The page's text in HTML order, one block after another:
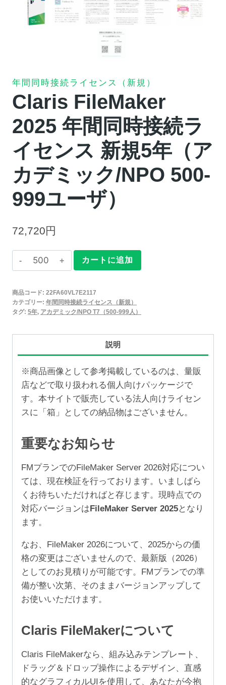
年間同時接続ライセンス（新規）
Claris FileMaker
2025 年間同時接続ラ
イセンス 新規5年（ア
カデミック/NPO 500-
999ユーザ）
72,720円
Claris
FileMaker
年
間
接
続
ラ
イ
セ
ス
新
規
5
年
（ア
カ
ミ
ッ
ク/NPO
500-
999
ー
個
カートに追加
商品コード: 22FA60VL7E2117
カテゴリー: 年間同時接続ライセンス（新規）
タグ: 5年, アカデミック/NPO T7（500-999人）
説明
※商品画像として参考掲載しているのは、量販
店などで取り扱われる個人向けパッケージで
す。本サイトで販売している法人向けライセン
スに「箱」としての納品物はございません。
重要なお知らせ
FMプランでのFileMaker Server 2026対応につい
ては、現在検証を行っております。いましばら
くお待ちいただければと存じます。現時点での
対応バージョンは FileMaker Server 2025となり
ます。
なお、FileMaker 2026について、2025からの価
格の変更はございませんので、最新版（2026）
としてのお見積りが可能です。FMプランでの準
備が整い次第、そのままバージョンアップして
お使いいただけます。
Claris FileMakerについて
Claris FileMakerなら、組み込みテンプレート、
ドラッグ＆ドロップ操作によるデザイン、直感
的なグラフィカルUIを使用して、あなたが今抱